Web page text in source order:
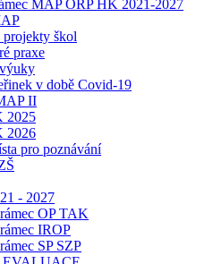
MAP ORP HK 2021-2027
projekty škol
praxe
v době Covid-19
II
2025
2026
pro poznávání
- 2027
OP TAK
IROP
SP SZP